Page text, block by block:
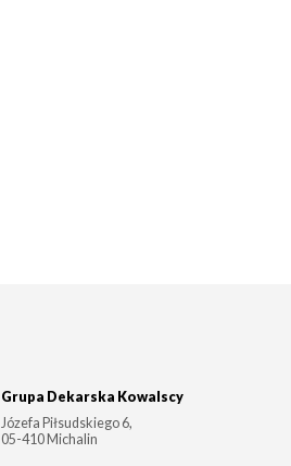
Grupa Dekarska Kowalscy
Józefa Piłsudskiego 6,
05-410 Michalin